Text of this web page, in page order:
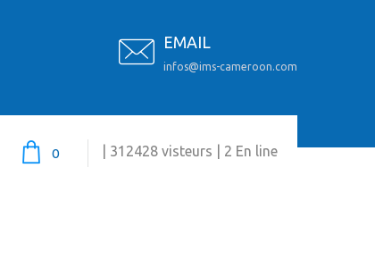
EMAIL
infos@ims-cameroon.com
0 | 312428 visteurs | 2 En line